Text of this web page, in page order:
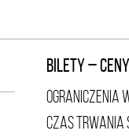
BILETY –
OGRANICZENIA
CZAS TRWANIA